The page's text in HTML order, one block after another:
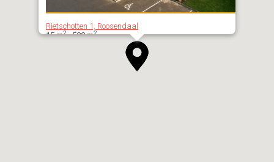
Rietschotten 1, Roosendaal
15 m2- 500 m2